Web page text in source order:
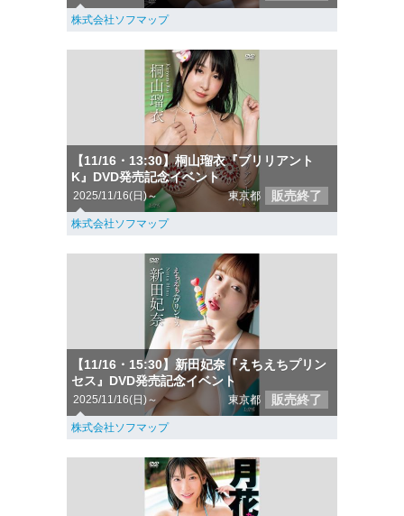
株式会社ソフマップ
【11/16・13:30】桐山瑠衣『ブリリアント
K』DVD発売記念イベント
2025/11/16(日)～ 東京都 販売終了
株式会社ソフマップ
【11/16・15:30】新田妃奈『えちえちプリン
セス』DVD発売記念イベント
2025/11/16(日)～ 東京都 販売終了
株式会社ソフマップ